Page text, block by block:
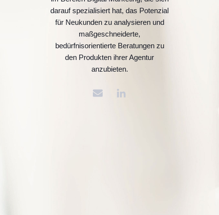
darauf spezialisiert hat, das Potenzial
für Neukunden zu analysieren und
maßgeschneiderte,
bedürfnisorientierte Beratungen zu
den Produkten ihrer Agentur
anzubieten.